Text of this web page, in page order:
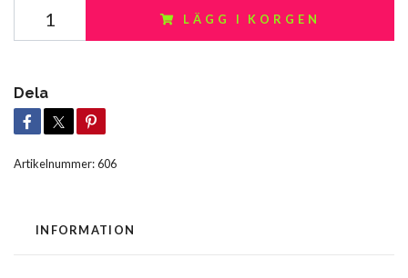
LÄGG I KORGEN
Dela
Artikelnummer:606
INFORMATION